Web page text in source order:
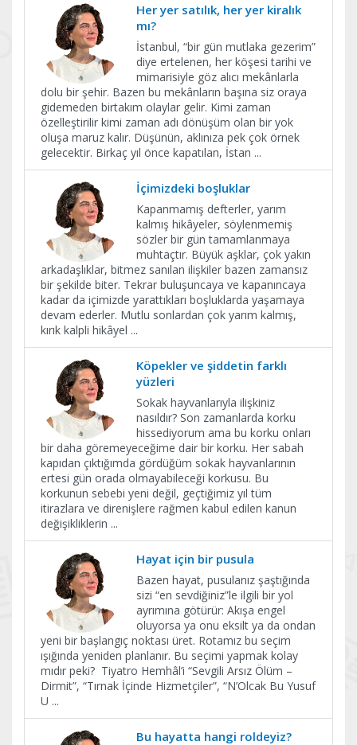
Her yer satılık, her yer kiralık
mı?
İstanbul, “bir gün mutlaka gezerim”
diye ertelenen, her köşesi tarihi ve
mimarisiyle göz alıcı mekânlarla
dolu bir şehir. Bazen bu mekânların başına siz oraya
gidemeden birtakım olaylar gelir. Kimi zaman
özelleştirilir kimi zaman adı dönüşüm olan bir yok
oluşa maruz kalır. Düşünün, aklınıza pek çok örnek
gelecektir. Birkaç yıl önce kapatılan, İstan ...
İçimizdeki boşluklar
Kapanmamış defterler, yarım
kalmış hikâyeler, söylenmemiş
sözler bir gün tamamlanmaya
muhtaçtır. Büyük aşklar, çok yakın
arkadaşlıklar, bitmez sanılan ilişkiler bazen zamansız
bir şekilde biter. Tekrar buluşuncaya ve kapanıncaya
kadar da içimizde yarattıkları boşluklarda yaşamaya
devam ederler. Mutlu sonlardan çok yarım kalmış,
kırık kalpli hikâyel ...
Köpekler ve şiddetin farklı
yüzleri
Sokak hayvanlarıyla ilişkiniz
nasıldır? Son zamanlarda korku
hissediyorum ama bu korku onları
bir daha göremeyeceğime dair bir korku. Her sabah
kapıdan çıktığımda gördüğüm sokak hayvanlarının
ertesi gün orada olmayabileceği korkusu. Bu
korkunun sebebi yeni değil, geçtiğimiz yıl tüm
itirazlara ve direnişlere rağmen kabul edilen kanun
değişikliklerin ...
​Hayat için bir pusula
Bazen hayat, pusulanız şaştığında
sizi “en sevdiğiniz”le ilgili bir yol
ayrımına götürür: Akışa engel
oluyorsa ya onu eksilt ya da ondan
yeni bir başlangıç noktası üret. Rotamız bu seçim
ışığında yeniden planlanır. Bu seçimi yapmak kolay
mıdır peki? Tiyatro Hemhâl’i “Sevgili Arsız Ölüm –
Dirmit”, “Tırnak İçinde Hizmetçiler”, “N’Olcak Bu Yusuf
U ...
Bu hayatta hangi roldeyiz?